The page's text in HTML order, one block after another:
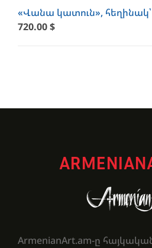
«Վանա կատուն»,
720.00$
ArmenianArt.am-ը